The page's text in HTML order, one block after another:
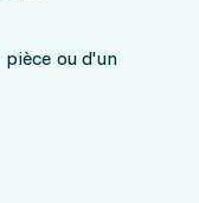
ou d'un